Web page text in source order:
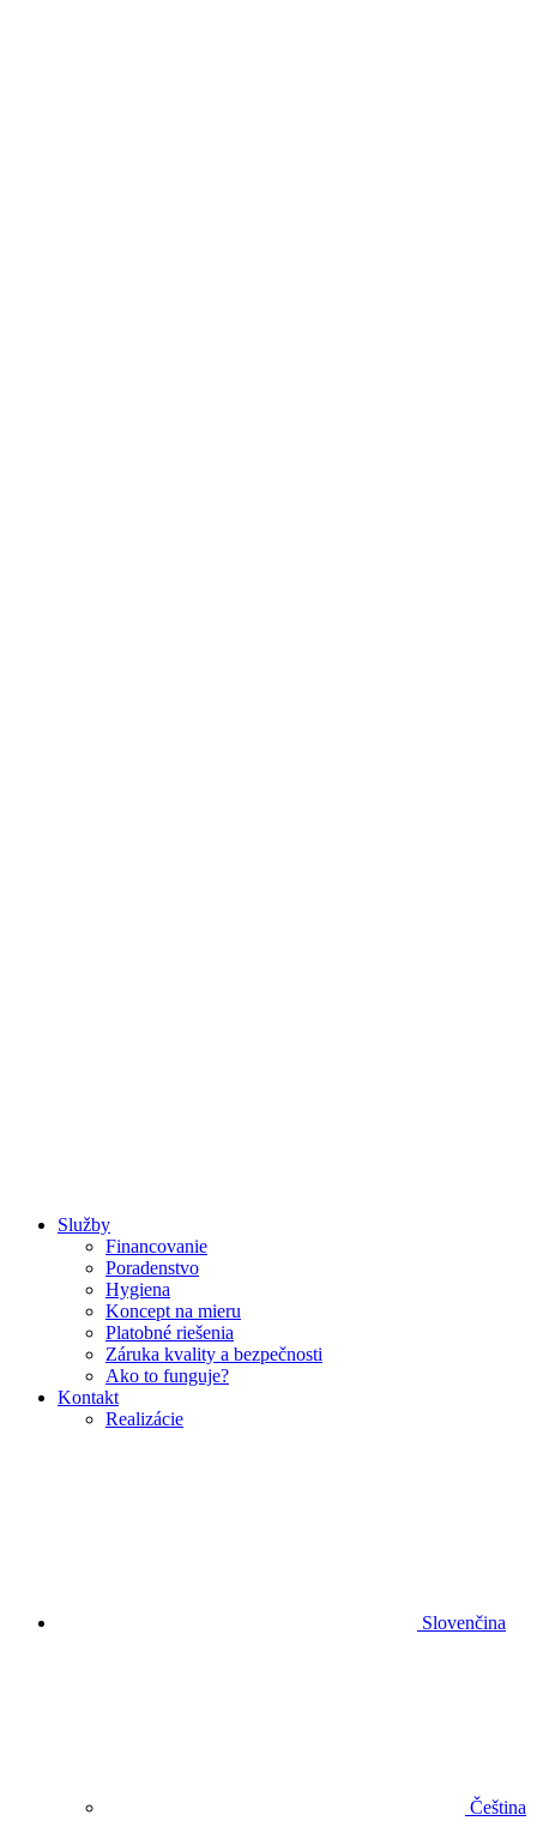
Služby
Financovanie
Poradenstvo
Hygiena
Koncept na mieru
Platobné riešenia
Záruka kvality a bezpečnosti
Ako to funguje?
Kontakt
Realizácie
Slovenčina
Čeština